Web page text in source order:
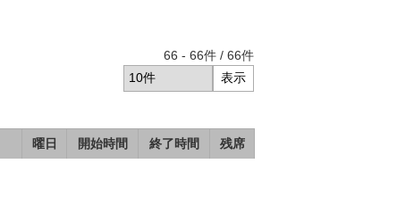
66 - 66件 / 66件
曜日 開始時間 終了時間 残席